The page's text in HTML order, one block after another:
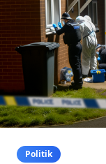
Politik